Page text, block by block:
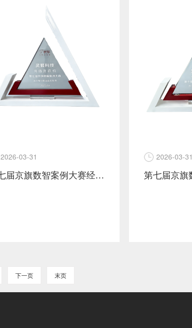
2026-03-31
第七届京旗数智案例大赛经营增长赛道金奖案例-海信洗衣机
2026-03-31
下一页 末页